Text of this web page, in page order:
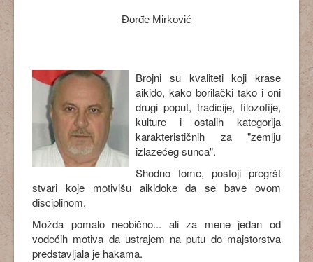
Tekstovi
Video
Kultura
Đorđe Mirković
Brojni su kvaliteti koji krase
aikido, kako borilački tako i oni
drugi poput, tradicije, filozofije,
kulture i ostalih kategorija
karakterističnih za "zemlju
izlazećeg sunca".
Shodno tome, postoji pregršt
stvari koje motivišu aikidoke da se bave ovom
disciplinom.
Možda pomalo neobično... ali za mene jedan od
vodećih motiva da ustrajem na putu do majstorstva
predstavljala je hakama.